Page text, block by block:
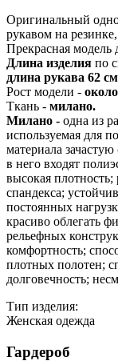
Оригинальный
рукавом на
Прекрасная модель
Длина изделия по
длина рукава 62
Рост модели -
Ткань - милано.
Милано - одна из
используемая для
материала
в него входят
высокая
спандекса;
постоянных
красиво облегать
рельефных
комфортность;
плотных полотен;
долговечность;
Тип изделия:
Женская одежда
Гардероб